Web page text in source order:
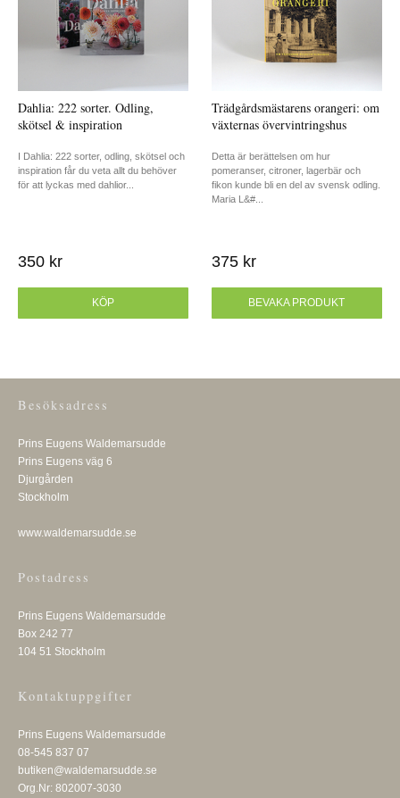
Dahlia: 222 sorter. Odling,
skötsel & inspiration
I Dahlia: 222 sorter, odling, skötsel och
inspiration får du veta allt du behöver
för att lyckas med dahlior...
350 kr
KÖP
Trädgårdsmästarens orangeri: om
växternas övervintringshus
Detta är berättelsen om hur
pomeranser, citroner, lagerbär och
fikon kunde bli en del av svensk odling.
Maria L&#...
375 kr
BEVAKA PRODUKT
Besöksadress
Prins Eugens Waldemarsudde
Prins Eugens väg 6
Djurgården
Stockholm
www.waldemarsudde.se
Postadress
Prins Eugens Waldemarsudde
Box 242 77
104 51 Stockholm
Kontaktuppgifter
Prins Eugens Waldemarsudde
08-545 837 07
butiken@waldemarsudde.se
Org.Nr: 802007-3030